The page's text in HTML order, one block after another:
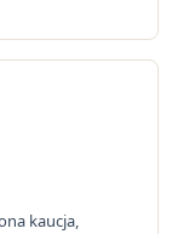
kaucja,